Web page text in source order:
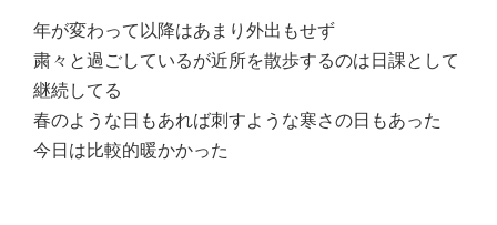
年が変わって以降はあまり外出もせず
粛々と過ごしているが近所を散歩するのは日課として
継続してる
春のような日もあれば刺すような寒さの日もあった
今日は比較的暖かかった